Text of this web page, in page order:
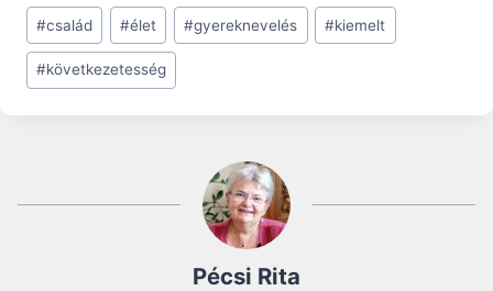
Post
Tags:
#család #élet #gyereknevelés #kiemelt
#következetesség
Pécsi Rita